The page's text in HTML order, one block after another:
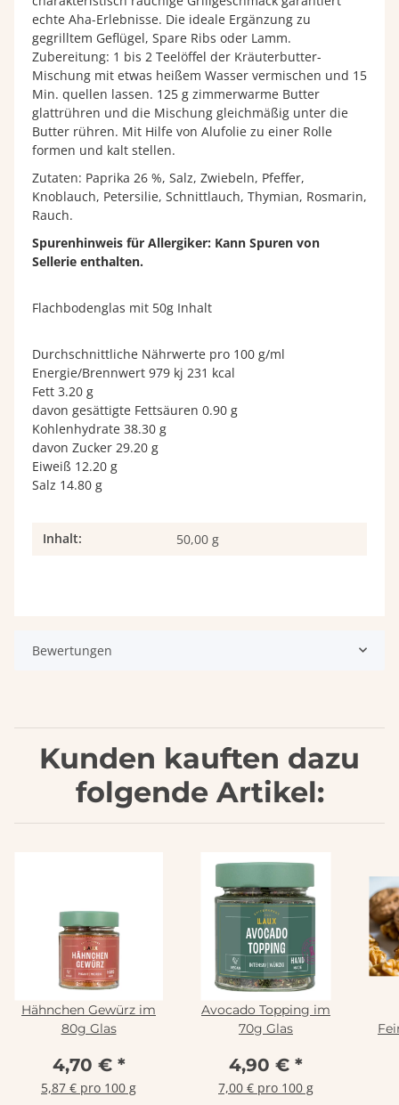
echte Aha-Erlebnisse. Die ideale Ergänzung zu
gegrilltem Geflügel, Spare Ribs oder Lamm.
Zubereitung: 1 bis 2 Teelöffel der Kräuterbutter-
Mischung mit etwas heißem Wasser vermischen und 15
Min. quellen lassen. 125 g zimmerwarme Butter
glattrühren und die Mischung gleichmäßig unter die
Butter rühren. Mit Hilfe von Alufolie zu einer Rolle
formen und kalt stellen.
Zutaten: Paprika 26 %, Salz, Zwiebeln, Pfeffer,
Knoblauch, Petersilie, Schnittlauch, Thymian, Rosmarin,
Rauch.
Spurenhinweis für Allergiker: Kann Spuren von
Sellerie enthalten.
Flachbodenglas mit 50g Inhalt
Durchschnittliche Nährwerte pro 100 g/ml
Energie/Brennwert 979 kj 231 kcal
Fett 3.20 g
davon gesättigte Fettsäuren 0.90 g
Kohlenhydrate 38.30 g
davon Zucker 29.20 g
Eiweiß 12.20 g
Salz 14.80 g
Produkteigenschaft
Wert
Inhalt: 50,00 g
Bewertungen
Kunden kauften dazu
folgende Artikel:
Hähnchen Gewürz im
80g Glas
4,70 € *
5,87 € pro 100 g
Avocado Topping im
70g Glas
4,90 € *
7,00 € pro 100 g